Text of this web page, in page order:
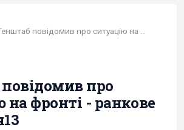
про
на фронті - ранкове